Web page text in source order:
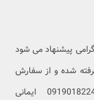
پیشنهاد می شود
شده و از سفارش
اطمینان حاصل شود . اسکندریان 09190182242 ایمانی